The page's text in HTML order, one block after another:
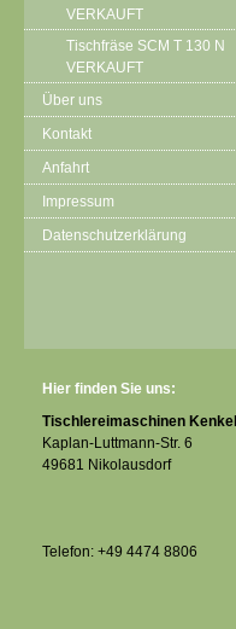
VERKAUFT
Tischfräse SCM T 130 N
VERKAUFT
Über uns
Kontakt
Anfahrt
Impressum
Datenschutzerklärung
Hier finden Sie uns:
Tischlereimaschinen Kenkel
Kaplan-Luttmann-Str. 6
49681 Nikolausdorf
Telefon: +49 4474 8806